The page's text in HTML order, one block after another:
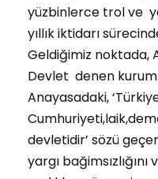
yüzbinlerce trol ve
yıllık iktidarı
Geldiğimiz noktada,
Devlet denen
Anayasadaki,
devletidir’ sözü
yargı